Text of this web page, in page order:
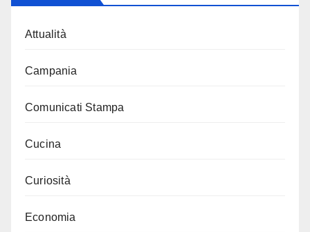
Attualità
Campania
Comunicati Stampa
Cucina
Curiosità
Economia